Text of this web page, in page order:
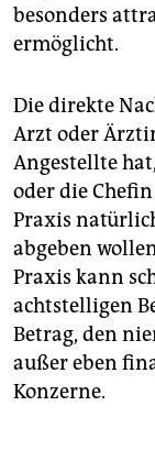
besonders
ermöglicht.
Die direkte
Arzt oder
Angestellte
oder die
Praxis
abgeben
Praxis kann
achtstelligen
Betrag, den
außer eben
Konzerne.